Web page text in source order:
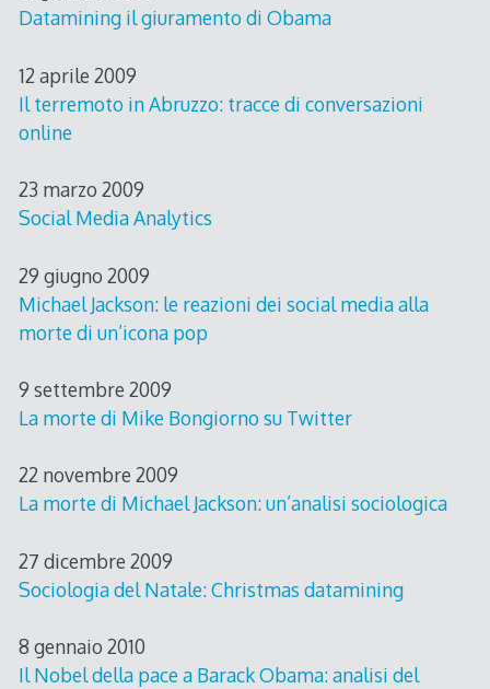
Datamining il giuramento di Obama
12 aprile 2009
Il terremoto in Abruzzo: tracce di conversazioni
online
23 marzo 2009
Social Media Analytics
29 giugno 2009
Michael Jackson: le reazioni dei social media alla
morte di un’icona pop
9 settembre 2009
La morte di Mike Bongiorno su Twitter
22 novembre 2009
La morte di Michael Jackson: un’analisi sociologica
27 dicembre 2009
Sociologia del Natale: Christmas datamining
8 gennaio 2010
Il Nobel della pace a Barack Obama: analisi del